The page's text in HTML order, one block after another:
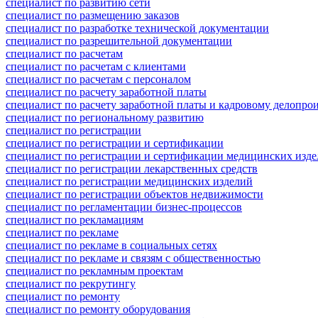
специалист по размещению заказов
специалист по разработке технической документации
специалист по разрешительной документации
специалист по расчетам
специалист по расчетам с клиентами
специалист по расчетам с персоналом
специалист по расчету заработной платы
специалист по расчету заработной платы и кадровому
специалист по региональному развитию
специалист по регистрации
специалист по регистрации и сертификации
специалист по регистрации и сертификации медицинских
специалист по регистрации лекарственных средств
специалист по регистрации медицинских изделий
специалист по регистрации объектов недвижимости
специалист по регламентации бизнес-процессов
специалист по рекламациям
специалист по рекламе
специалист по рекламе в социальных сетях
специалист по рекламе и связям с общественностью
специалист по рекламным проектам
специалист по рекрутингу
специалист по ремонту
специалист по ремонту оборудования